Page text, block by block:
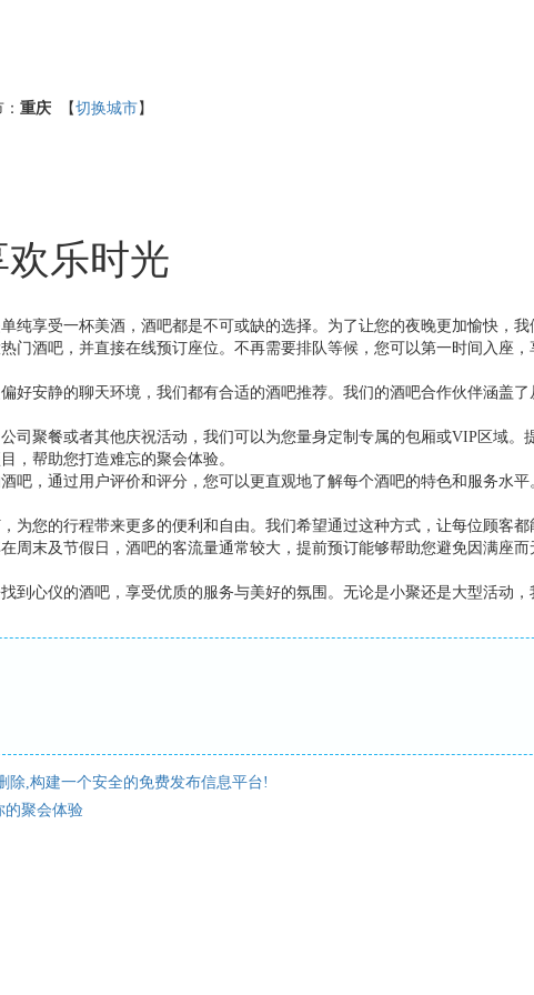
重庆 【切换城市】
乐时光
享受一杯美酒，酒吧都是不可或缺的选择。为了让您的夜晚更加愉快，
酒吧，并直接在线预订座位。不再需要排队等候，您可以第一时间入座
安静的聊天环境，我们都有合适的酒吧推荐。我们的酒吧合作伙伴涵盖
聚餐或者其他庆祝活动，我们可以为您量身定制专属的包厢或VIP区域
，帮助您打造难忘的聚会体验。
，通过用户评价和评分，您可以更直观地了解每个酒吧的特色和服务水
您的行程带来更多的便利和自由。我们希望通过这种方式，让每位顾客都
末及节假日，酒吧的客流量通常较大，提前预订能够帮助您避免因满座
心仪的酒吧，享受优质的服务与美好的氛围。无论是小聚还是大型活动
除,构建一个安全的免费发布信息平台!
的聚会体验